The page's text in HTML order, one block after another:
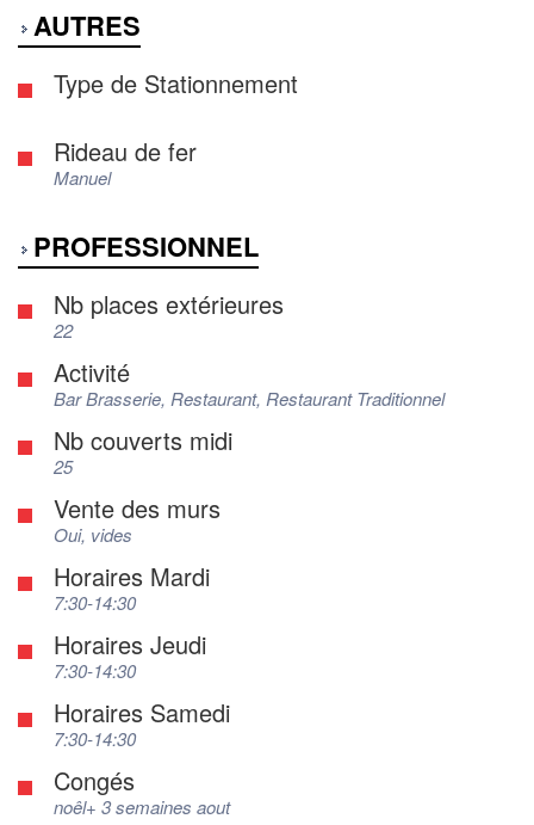
AUTRES
Type de Stationnement
Rideau de fer
Manuel
PROFESSIONNEL
Nb places extérieures
22
Activité
Bar Brasserie, Restaurant, Restaurant Traditionnel
Nb couverts midi
25
Vente des murs
Oui, vides
Horaires Mardi
7:30-14:30
Horaires Jeudi
7:30-14:30
Horaires Samedi
7:30-14:30
Congés
noêl+ 3 semaines aout